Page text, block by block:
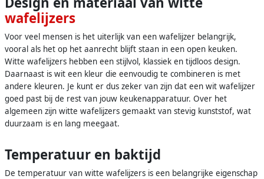
wafelijzers
Voor veel mensen is het uiterlijk van een wafelijzer belangrijk,
vooral als het op het aanrecht blijft staan in een open keuken.
Witte wafelijzers hebben een stijlvol, klassiek en tijdloos design.
Daarnaast is wit een kleur die eenvoudig te combineren is met
andere kleuren. Je kunt er dus zeker van zijn dat een wit wafelijzer
goed past bij de rest van jouw keukenapparatuur. Over het
algemeen zijn witte wafelijzers gemaakt van stevig kunststof, wat
duurzaam is en lang meegaat.
Temperatuur en baktijd
De temperatuur van witte wafelijzers is een belangrijke eigenschap